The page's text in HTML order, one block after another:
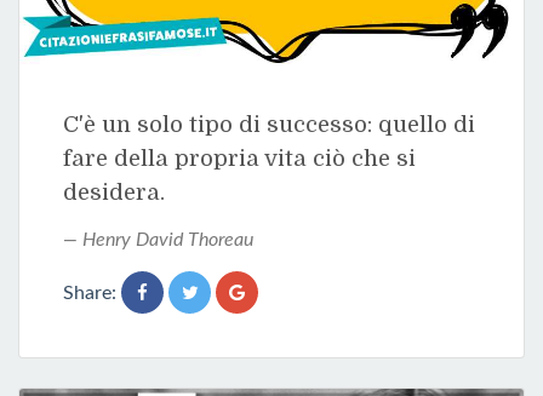
C'è un solo tipo di successo: quello di
fare della propria vita ciò che si
desidera.
Henry David Thoreau
Share: